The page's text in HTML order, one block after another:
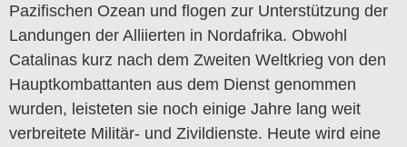
Pazifischen Ozean und flogen zur Unterstützung der
Landungen der Alliierten in Nordafrika. Obwohl
Catalinas kurz nach dem Zweiten Weltkrieg von den
Hauptkombattanten aus dem Dienst genommen
wurden, leisteten sie noch einige Jahre lang weit
verbreitete Militär- und Zivildienste. Heute wird eine